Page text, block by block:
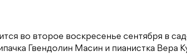
во второе воскресенье сентября в
Гвендолин Масин и пианистка Вера